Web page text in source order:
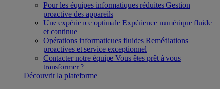
Pour les équipes informatiques réduites Gestion
proactive des appareils
Une expérience optimale Expérience numérique fluide
et continue
Opérations informatiques fluides Remédiations
proactives et service exceptionnel
Contacter notre équipe Vous êtes prêt à vous
transformer ?
Découvrir la plateforme